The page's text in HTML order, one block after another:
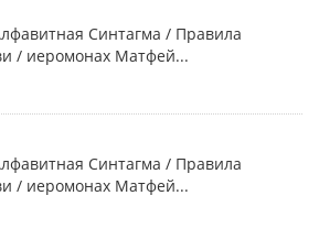
Синтагма / Правила
/ иеромонах Матфей...
Синтагма / Правила
/ иеромонах Матфей...